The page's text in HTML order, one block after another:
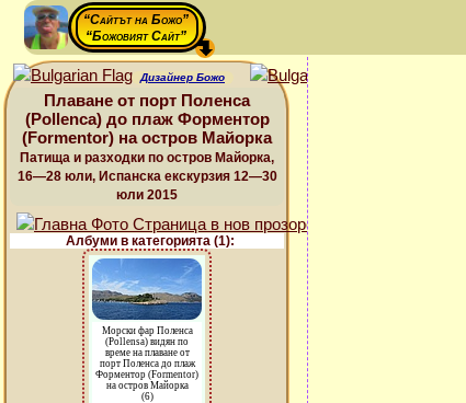
“Сайтът на Божо”
“Божовият Сайт”
Дизайнер Божо
Плаване от порт Поленса
(Pollenca) до плаж Форментор
(Formentor) на остров Майорка
Патища и разходки по остров Майорка,
16—28 юли, Испанска екскурзия 12—30
юли 2015
Албуми в категорията (1):
Морски фар Поленса
(Pollensa) видян по
време на плаване от
порт Поленса до плаж
Форментор (Formentor)
на остров Майорка
(6)